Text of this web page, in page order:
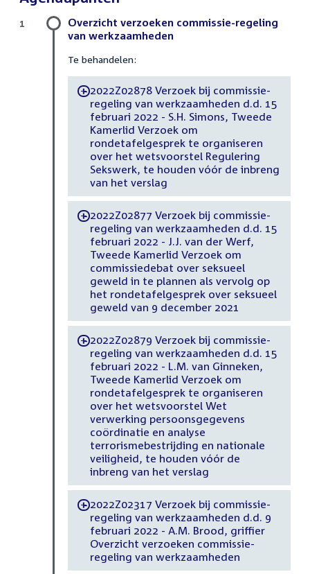
Overzicht verzoeken commissie-regeling
van werkzaamheden
Te behandelen:
-2022Z02878 Verzoek bij commissie-
regeling van werkzaamheden d.d. 15
februari 2022 - S.H. Simons, Tweede
Kamerlid Verzoek om
rondetafelgesprek te organiseren
over het wetsvoorstel Regulering
Sekswerk, te houden vóór de inbreng
van het verslag
-2022Z02877 Verzoek bij commissie-
regeling van werkzaamheden d.d. 15
februari 2022 - J.J. van der Werf,
Tweede Kamerlid Verzoek om
commissiedebat over seksueel
geweld in te plannen als vervolg op
het rondetafelgesprek over seksueel
geweld van 9 december 2021
-2022Z02879 Verzoek bij commissie-
regeling van werkzaamheden d.d. 15
februari 2022 - L.M. van Ginneken,
Tweede Kamerlid Verzoek om
rondetafelgesprek te organiseren
over het wetsvoorstel Wet
verwerking persoonsgegevens
coördinatie en analyse
terrorismebestrijding en nationale
veiligheid, te houden vóór de
inbreng van het verslag
-2022Z02317 Verzoek bij commissie-
regeling van werkzaamheden d.d. 9
februari 2022 - A.M. Brood, griffier
Overzicht verzoeken commissie-
regeling van werkzaamheden
1